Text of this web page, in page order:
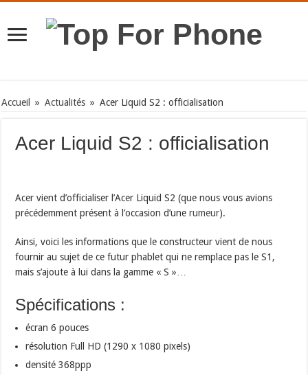
Accueil » Actualités » Acer Liquid S2 : officialisation
Acer Liquid S2 : officialisation
Acer vient d’officialiser l’Acer Liquid S2 (que nous vous avions
précédemment présent à l’occasion d’unerumeur).
Ainsi, voici les informations que le constructeur vient de nous
fournir au sujet de ce futur phablet qui ne remplace pas le S1,
mais s’ajoute à lui dans la gamme « S »…
Spécifications :
écran 6 pouces
résolution Full HD (1290 x 1080 pixels)
densité 368ppp